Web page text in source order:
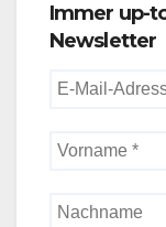
Immer up-
Newsletter